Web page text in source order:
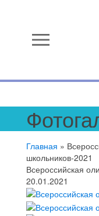
menu
Главная »
школьников-2021
Всероссийская
20.01.2021